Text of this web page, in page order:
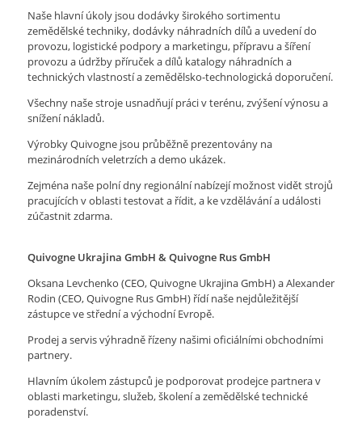
Naše hlavní úkoly jsou dodávky širokého sortimentu
zemědělské techniky, dodávky náhradních dílů a uvedení do
provozu, logistické podpory a marketingu, přípravu a šíření
provozu a údržby příruček a dílů katalogy náhradních a
technických vlastností a zemědělsko-technologická doporučení.
Všechny naše stroje usnadňují práci v terénu, zvýšení výnosu a
snížení nákladů.
Výrobky Quivogne jsou průběžně prezentovány na
mezinárodních veletrzích a demo ukázek.
Zejména naše polní dny regionální nabízejí možnost vidět strojů
pracujících v oblasti testovat a řídit, a ke vzdělávání a události
zúčastnit zdarma.
Quivogne Ukrajina GmbH & Quivogne Rus GmbH
Oksana Levchenko (CEO, Quivogne Ukrajina GmbH) a Alexander
Rodin (CEO, Quivogne Rus GmbH) řídí naše nejdůležitější
zástupce ve střední a východní Evropě.
Prodej a servis výhradně řízeny našimi oficiálními obchodními
partnery.
Hlavním úkolem zástupců je podporovat prodejce partnera v
oblasti marketingu, služeb, školení a zemědělské technické
poradenství.